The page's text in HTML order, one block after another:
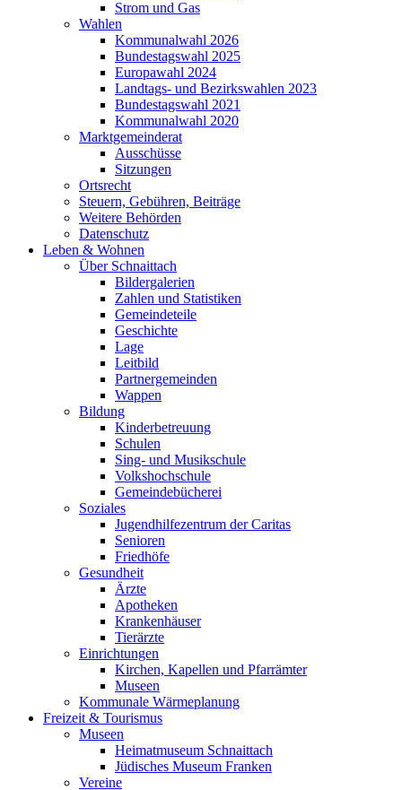
Strom und Gas
Wahlen
Kommunalwahl 2026
Bundestagswahl 2025
Europawahl 2024
Landtags- und Bezirkswahlen 2023
Bundestagswahl 2021
Kommunalwahl 2020
Marktgemeinderat
Ausschüsse
Sitzungen
Ortsrecht
Steuern, Gebühren, Beiträge
Weitere Behörden
Datenschutz
Leben & Wohnen
Über Schnaittach
Bildergalerien
Zahlen und Statistiken
Gemeindeteile
Geschichte
Lage
Leitbild
Partnergemeinden
Wappen
Bildung
Kinderbetreuung
Schulen
Sing- und Musikschule
Volkshochschule
Gemeindebücherei
Soziales
Jugendhilfezentrum der Caritas
Senioren
Friedhöfe
Gesundheit
Ärzte
Apotheken
Krankenhäuser
Tierärzte
Einrichtungen
Kirchen, Kapellen und Pfarrämter
Museen
Kommunale Wärmeplanung
Freizeit & Tourismus
Museen
Heimatmuseum Schnaittach
Jüdisches Museum Franken
Vereine